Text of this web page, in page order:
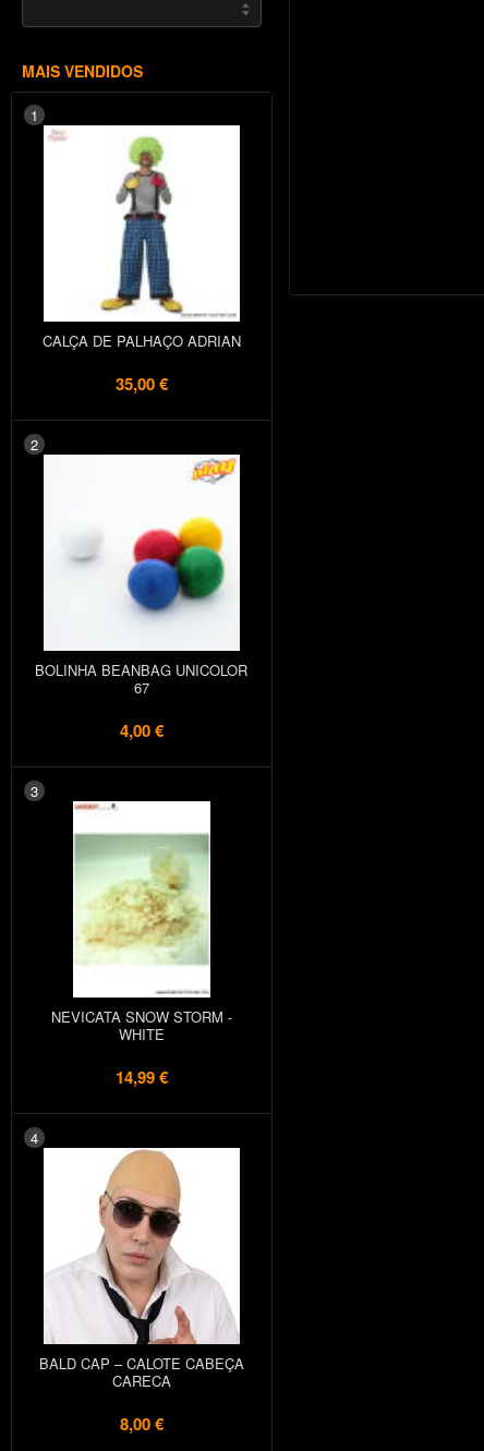
MAIS VENDIDOS
1
CALÇA DE PALHAÇO ADRIAN
35,00 €
2
BOLINHA BEANBAG UNICOLOR
67
4,00 €
3
NEVICATA SNOW STORM -
WHITE
14,99 €
4
BALD CAP – CALOTE CABEÇA
CARECA
8,00 €